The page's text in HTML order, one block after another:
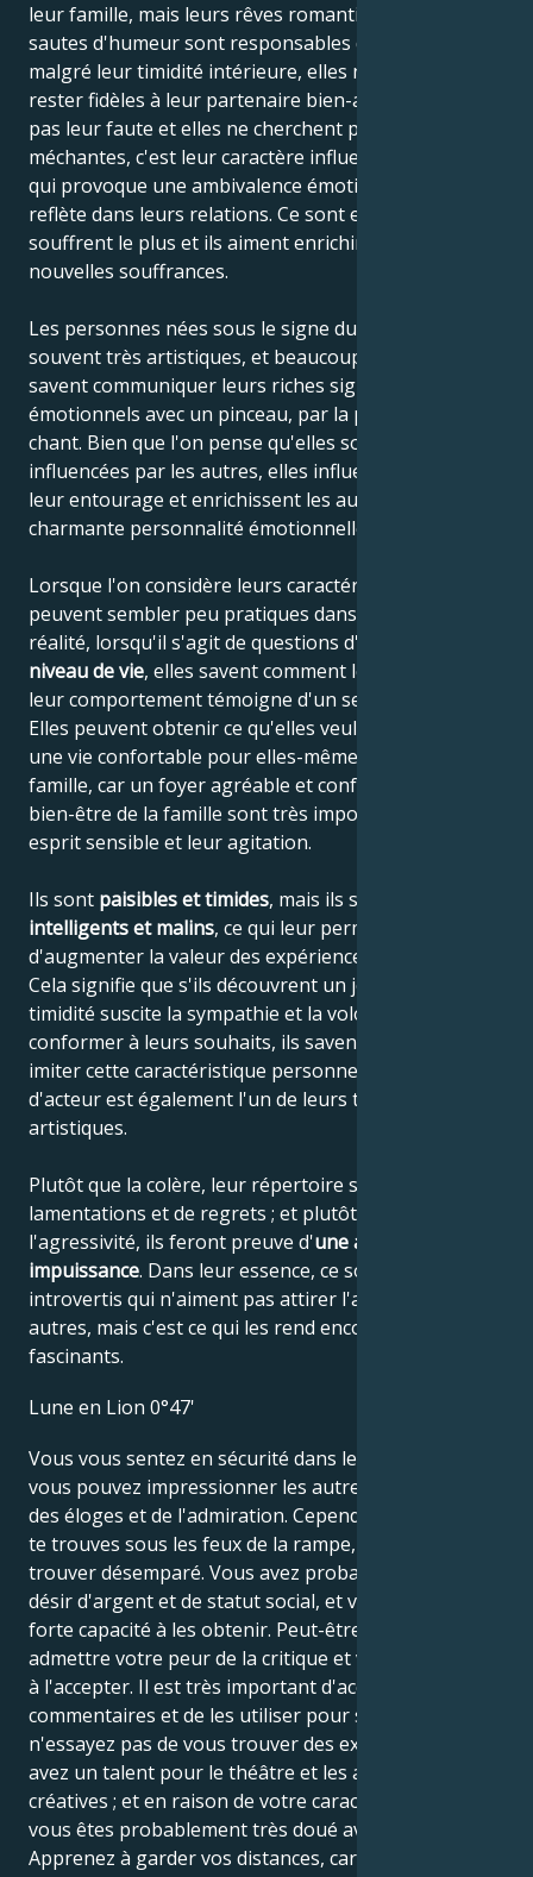
leur famille, mais leurs rêves romantiques et leurs
sautes d'humeur sont responsables du fait que,
malgré leur timidité intérieure, elles ne peuvent pas
rester fidèles à leur partenaire bien-aimé. Ce n'est
pas leur faute et elles ne cherchent pas à être
méchantes, c'est leur caractère influencé par la Lune
qui provoque une ambivalence émotionnelle qui se
reflète dans leurs relations. Ce sont eux qui en
souffrent le plus et ils aiment enrichir leur âme de
nouvelles souffrances.
Les personnes nées sous le signe du Cancer sont
souvent très artistiques, et beaucoup d'entre elles
savent communiquer leurs riches signaux
émotionnels avec un pinceau, par la parole ou par le
chant. Bien que l'on pense qu'elles sont facilement
influencées par les autres, elles influencent en fait
leur entourage et enrichissent les autres de leur
charmante personnalité émotionnelle.
Lorsque l'on considère leurs caractéristiques, elles
peuvent sembler peu pratiques dans la vie, mais en
réalité, lorsqu'il s'agit de questions d'argent et de
niveau de vie, elles savent comment les assurer, et
leur comportement témoigne d'un sens de la réalité.
Elles peuvent obtenir ce qu'elles veulent et s'assurer
une vie confortable pour elles-mêmes et pour leur
famille, car un foyer agréable et confortable et le
bien-être de la famille sont très importants pour leur
esprit sensible et leur agitation.
Ils sont paisibles et timides, mais ils sont aussi
intelligents et malins, ce qui leur permet
d'augmenter la valeur des expériences accumulées.
Cela signifie que s'ils découvrent un jour que leur
timidité suscite la sympathie et la volonté de se
conformer à leurs souhaits, ils savent comment
imiter cette caractéristique personnelle, car le jeu
d'acteur est également l'un de leurs talents
artistiques.
Plutôt que la colère, leur répertoire se compose de
lamentations et de regrets ; et plutôt que de
l'agressivité, ils feront preuve d'une agréable
impuissance. Dans leur essence, ce sont des
introvertis qui n'aiment pas attirer l'attention des
autres, mais c'est ce qui les rend encore plus
fascinants.
Lune en Lion 0°47'
Vous vous sentez en sécurité dans les moments où
vous pouvez impressionner les autres et recevoir
des éloges et de l'admiration. Cependant, lorsque tu
te trouves sous les feux de la rampe, tu peux te
trouver désemparé. Vous avez probablement un
désir d'argent et de statut social, et vous avez une
forte capacité à les obtenir. Peut-être devriez-vous
admettre votre peur de la critique et votre incapacité
à l'accepter. Il est très important d'accepter les
commentaires et de les utiliser pour s'améliorer ;
n'essayez pas de vous trouver des excuses. Vous
avez un talent pour le théâtre et les activités
créatives ; et en raison de votre caractère enjoué,
vous êtes probablement très doué avec les enfants.
Apprenez à garder vos distances, car vous percevez